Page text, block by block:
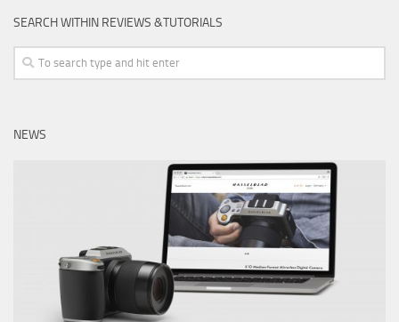
SEARCH WITHIN REVIEWS &TUTORIALS
NEWS